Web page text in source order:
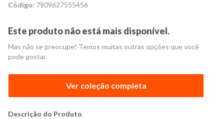
Código: 7909627555456
Este produto não está mais disponível.
Mas não se preocupe! Temos muitas outras opções que você
pode gostar.
Ver coleção completa
Descrição do Produto